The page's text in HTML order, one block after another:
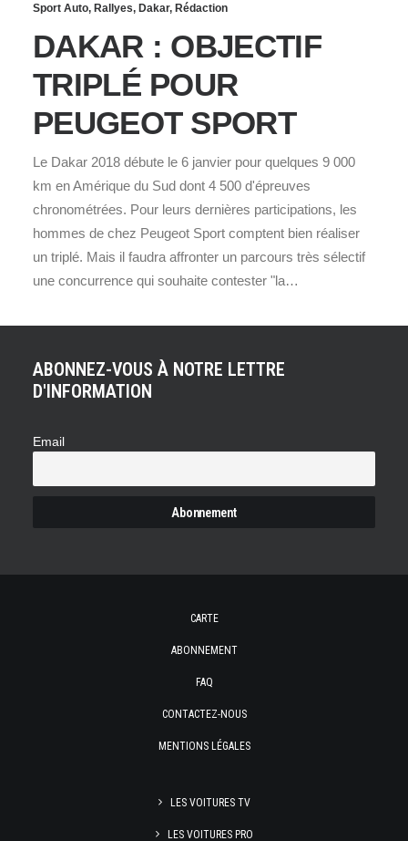
Sport Auto, Rallyes, Dakar, Rédaction
DAKAR : OBJECTIF
TRIPLÉ POUR
PEUGEOT SPORT
Le Dakar 2018 débute le 6 janvier pour quelques 9 000
km en Amérique du Sud dont 4 500 d'épreuves
chronométrées. Pour leurs dernières participations, les
hommes de chez Peugeot Sport comptent bien réaliser
un triplé. Mais il faudra affronter un parcours très sélectif
une concurrence qui souhaite contester "la…
ABONNEZ-VOUS À NOTRE LETTRE
D'INFORMATION
Email
CARTE
ABONNEMENT
FAQ
CONTACTEZ-NOUS
MENTIONS LÉGALES
LES VOITURES TV
LES VOITURES PRO